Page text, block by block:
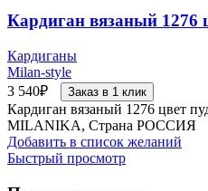
Кардиган вязаный 1276
Кардиганы
Milan-style
3 540₽ Заказ в 1 клик
Кардиган вязаный 1276 цвет
MILANIKA, Страна РОССИЯ
Добавить в список желаний
Быстрый просмотр